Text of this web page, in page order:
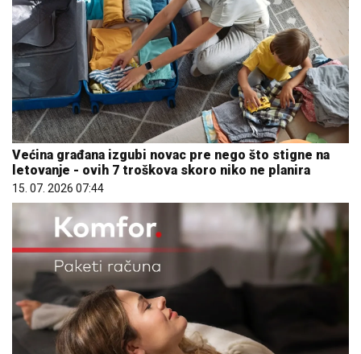
Većina građana izgubi novac pre nego što stigne na
letovanje - ovih 7 troškova skoro niko ne planira
15. 07. 2026 07:44